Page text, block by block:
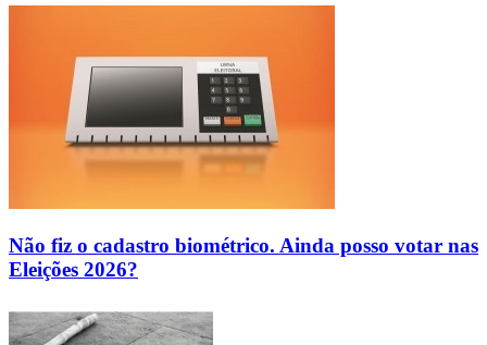
Não fiz o cadastro biométrico. Ainda posso votar nas
Eleições 2026?